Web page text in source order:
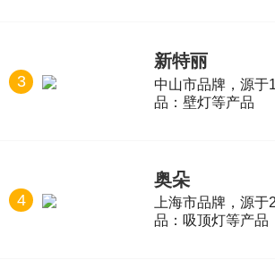
3
新特丽
中山市品牌，源于
品：壁灯等产品
4
奥朵
上海市品牌，源
品：吸顶灯等产品